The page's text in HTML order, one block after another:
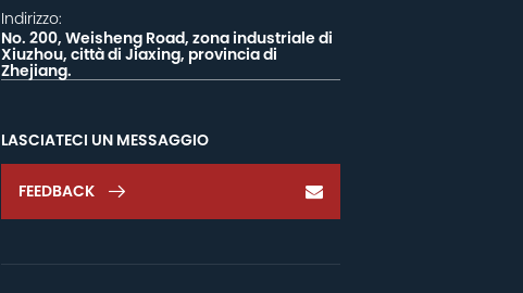
Indirizzo:
No. 200, Weisheng Road, zona industriale di
Xiuzhou, città di Jiaxing, provincia di
Zhejiang.
LASCIATECI UN MESSAGGIO
FEEDBACK 